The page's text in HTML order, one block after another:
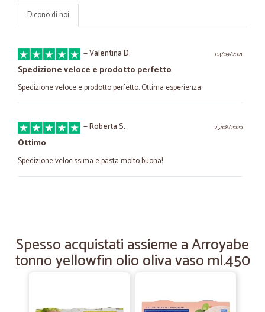
Dicono di noi
04/09/2021
—Valentina D.
Spedizione veloce e prodotto perfetto
Spedizione veloce e prodotto perfetto. Ottima esperienza
25/08/2020
—Roberta S.
Ottimo
Spedizione velocissima e pasta molto buona!
È andato tutto liscio.
Spesso acquistati assieme a Arroyabe
tonno yellowfin olio oliva vaso ml.450